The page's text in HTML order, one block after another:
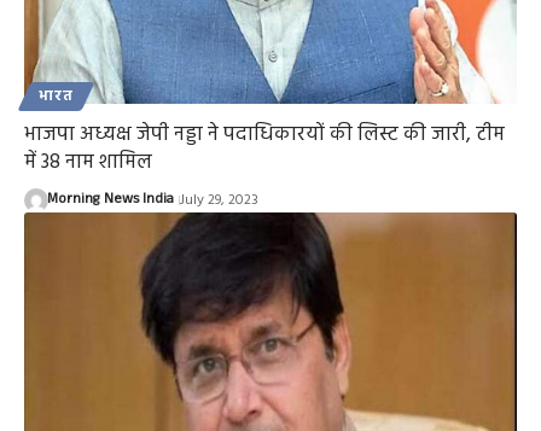
भारत
भाजपा अध्यक्ष जेपी नड्डा ने पदाधिकारयों की लिस्ट की जारी, टीम
में 38 नाम शामिल
Morning News India July 29, 2023